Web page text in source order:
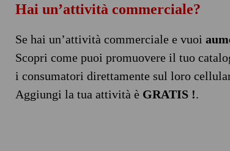
Hai un’attività commerciale?
Se hai un’attività commerciale e vuoi
Scopri come puoi promuovere il tuo
i consumatori direttamente sul loro
Aggiungi la tua attività è GRATIS !.